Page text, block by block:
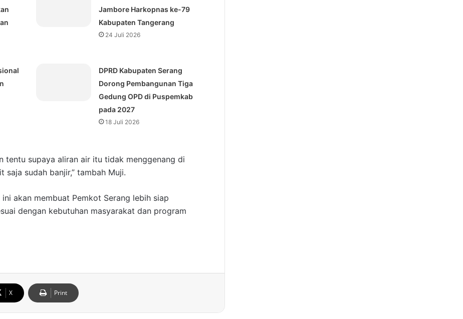
Jambore Harkopnas ke-79
Kabupaten Tangerang
24 Juli 2026
DPRD Kabupaten Serang
Dorong Pembangunan Tiga
Gedung OPD di Puspemkab
pada 2027
18 Juli 2026
tentu supaya aliran air itu tidak menggenang di
saja sudah banjir,” tambah Muji.
akan membuat Pemkot Serang lebih siap
dengan kebutuhan masyarakat dan program
X Print